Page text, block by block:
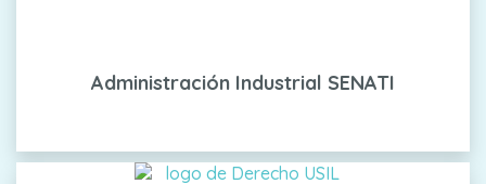
Administración Industrial SENATI